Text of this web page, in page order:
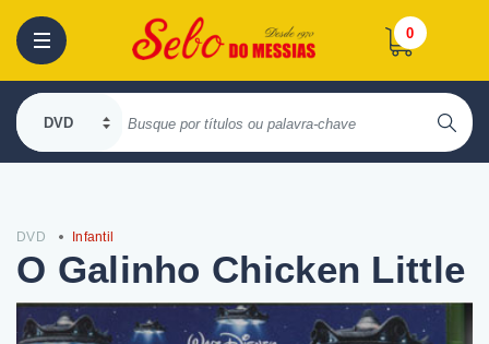
0
DVD Infantil
O Galinho Chicken Little